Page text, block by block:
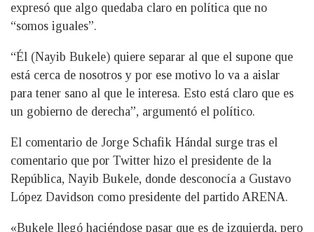
expresó que algo quedaba claro en política que no
“somos iguales”.
“Él (Nayib Bukele) quiere separar al que el supone que
está cerca de nosotros y por ese motivo lo va a aislar
para tener sano al que le interesa. Esto está claro que es
un gobierno de derecha”, argumentó el político.
El comentario de Jorge Schafik Hándal surge tras el
comentario que por Twitter hizo el presidente de la
República, Nayib Bukele, donde desconocía a Gustavo
López Davidson como presidente del partido ARENA.
«Bukele llegó haciéndose pasar que es de izquierda, pero